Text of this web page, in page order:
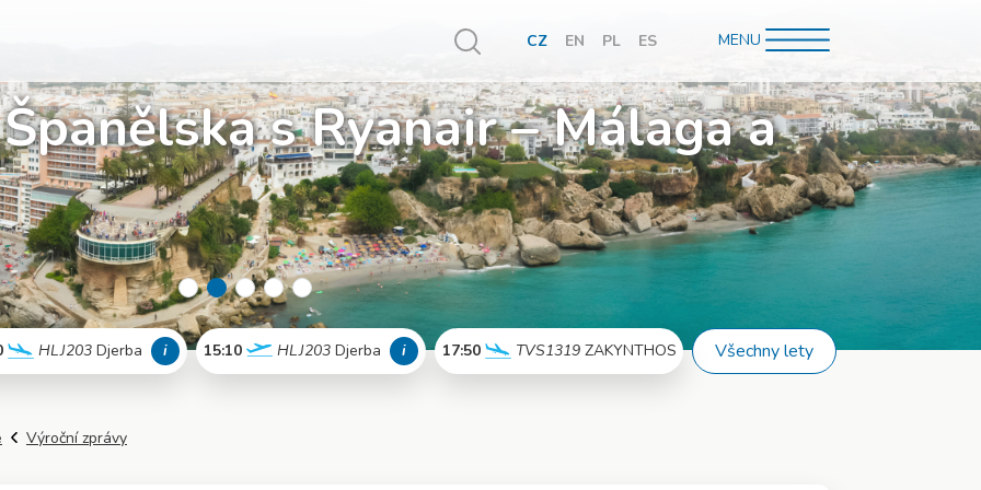
Vyhledávání
CZ EN PL ES MENU
s Ryanair – Málaga a
HLJ203 Djerba
Více info
i 15:10 HLJ203 Djerba
Více info
i 17:50 TVS1319 ZAKYNTHOS
Více info
Všechny lety
Výroční zprávy